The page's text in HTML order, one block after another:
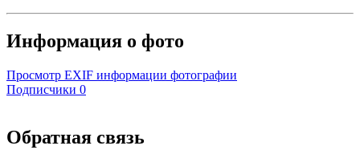
Информация о фото
Просмотр EXIF информации фотографии
Подписчики 0
Обратная связь